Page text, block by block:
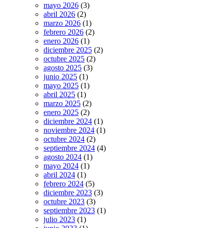
mayo 2026 (3)
abril 2026 (2)
marzo 2026 (1)
febrero 2026 (2)
enero 2026 (1)
diciembre 2025 (2)
octubre 2025 (2)
agosto 2025 (3)
junio 2025 (1)
mayo 2025 (1)
abril 2025 (1)
marzo 2025 (2)
enero 2025 (2)
diciembre 2024 (1)
noviembre 2024 (1)
octubre 2024 (2)
septiembre 2024 (4)
agosto 2024 (1)
mayo 2024 (1)
abril 2024 (1)
febrero 2024 (5)
diciembre 2023 (3)
octubre 2023 (3)
septiembre 2023 (1)
julio 2023 (1)